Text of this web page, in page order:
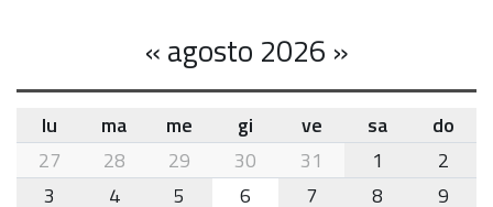
«agosto 2026 »
month-
8
lu ma me gi ve sa
do
27
28 29 30 31 1
2
3
4 5 6 7 8
9